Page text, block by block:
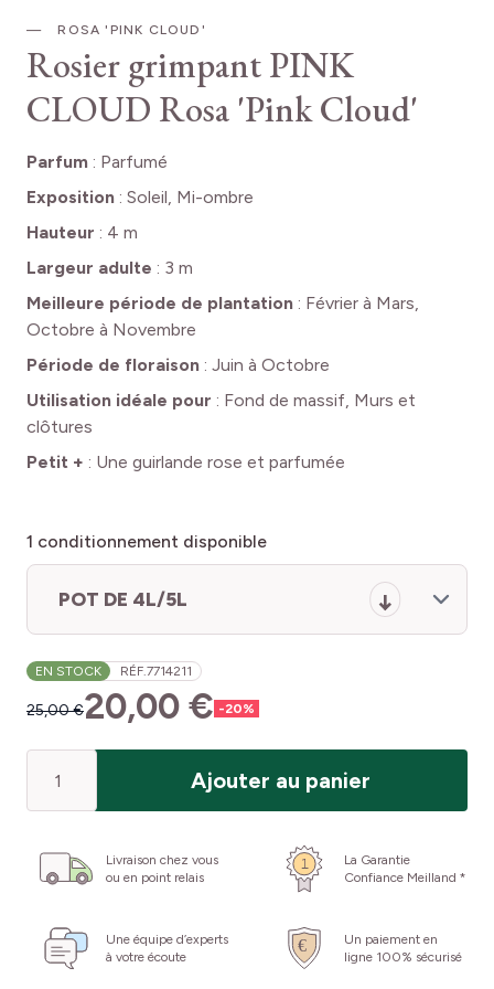
ROSA 'PINK CLOUD'
Rosier grimpant PINK
CLOUD Rosa 'Pink Cloud'
Parfum : Parfumé
Exposition : Soleil, Mi-ombre
Hauteur : 4 m
Largeur adulte : 3 m
Meilleure période de plantation : Février à Mars,
Octobre à Novembre
Période de floraison : Juin à Octobre
Utilisation idéale pour : Fond de massif, Murs et
clôtures
Petit + : Une guirlande rose et parfumée
1 conditionnement disponible
POT DE 4L/5L
EN STOCK RÉF.7714211
25,00 € -20%
20,00 €
Ajouter au panier
Livraison chez vous
ou en point relais
La Garantie
Confiance Meilland *
Une équipe d’experts
à votre écoute
Un paiement en
ligne 100% sécurisé